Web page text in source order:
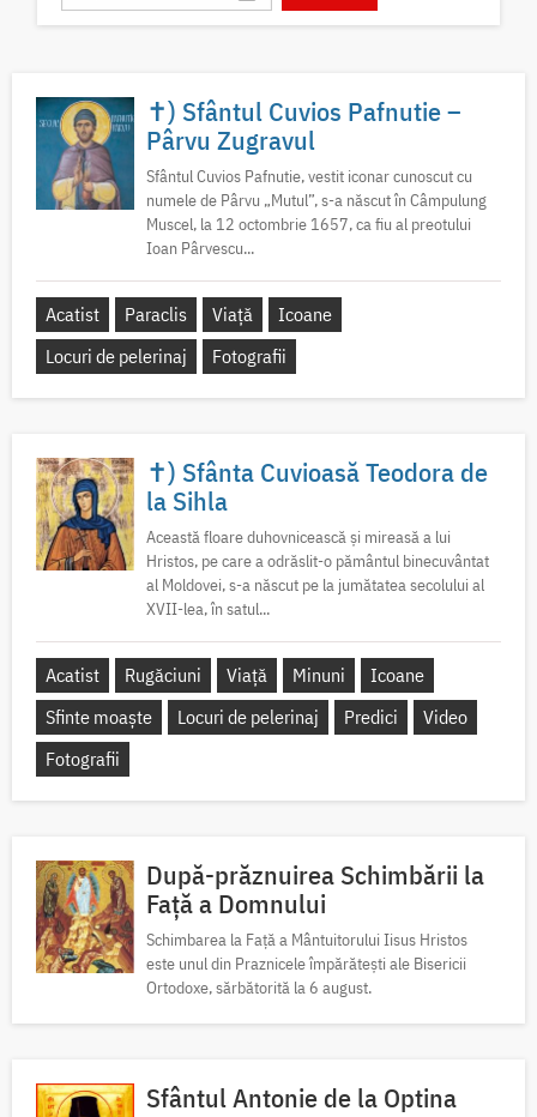
✝) Sfântul Cuvios Pafnutie –
Pârvu Zugravul
Sfântul Cuvios Pafnutie, vestit iconar cunoscut cu
numele de Pârvu „Mutul”, s-a născut în Câmpulung
Muscel, la 12 octombrie 1657, ca fiu al preotului
Ioan Pârvescu...
Acatist Paraclis Viață
Icoane
Locuri de pelerinaj
Fotografii
✝) Sfânta Cuvioasă Teodora de
la Sihla
Această floare duhovnicească și mireasă a lui
Hristos, pe care a odrăslit-o pământul binecuvântat
al Moldovei, s-a născut pe la jumătatea secolului al
XVII-lea, în satul...
Acatist Rugăciuni Viață Minuni
Icoane
Sfinte moaște
Locuri de pelerinaj Predici
Video
Fotografii
După-prăznuirea Schimbării la
Față a Domnului
Schimbarea la Față a Mântuitorului Iisus Hristos
este unul din Praznicele împărătești ale Bisericii
Ortodoxe, sărbătorită la 6 august.
Sfântul Antonie de la Optina